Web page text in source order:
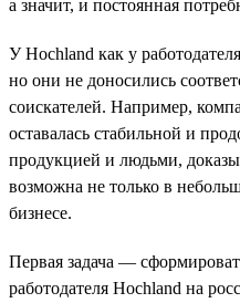
а значит, и постоянная
У Hochland как у
но они не доносились
соискателей. Например,
оставалась стабильной и
продукцией и людьми,
возможна не только в
бизнесе.
Первая задача —
работодателя Hochland на